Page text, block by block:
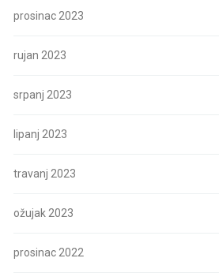
prosinac 2023
rujan 2023
srpanj 2023
lipanj 2023
travanj 2023
ožujak 2023
prosinac 2022